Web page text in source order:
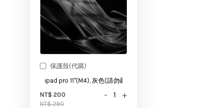
保護殼(代購)
NT$ 200
NT$ 290
- +